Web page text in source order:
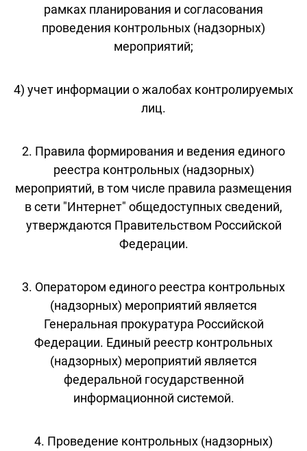
рамках планирования и согласования
проведения контрольных (надзорных)
мероприятий;
4) учет информации о жалобах контролируемых
лиц.
2. Правила формирования и ведения единого
реестра контрольных (надзорных)
мероприятий, в том числе правила размещения
в сети "Интернет" общедоступных сведений,
утверждаются Правительством Российской
Федерации.
3. Оператором единого реестра контрольных
(надзорных) мероприятий является
Генеральная прокуратура Российской
Федерации. Единый реестр контрольных
(надзорных) мероприятий является
федеральной государственной
информационной системой.
4. Проведение контрольных (надзорных)